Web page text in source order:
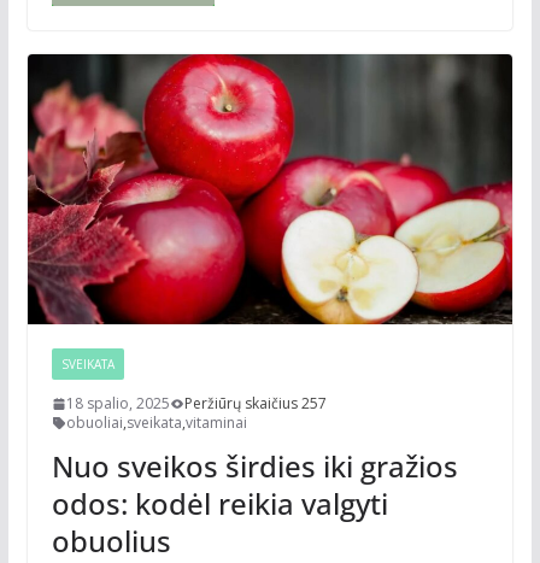
SVEIKATA
18 spalio, 2025
Peržiūrų skaičius 257
obuoliai,sveikata,vitaminai
Nuo sveikos širdies iki gražios
odos: kodėl reikia valgyti
obuolius